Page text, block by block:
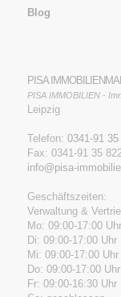
Blog
PISA
PISA IMMOBILIEN -
Leipzig
Telefon: 0341-91 35
Fax: 0341-91 35
info@pisa-
Geschäftszeiten:
Verwaltung &
Mo: 09:00-17:00 Uhr
Di: 09:00-17:00 Uhr
Mi: 09:00-17:00 Uhr
Do: 09:00-17:00 Uhr
Fr: 09:00-16:30 Uhr